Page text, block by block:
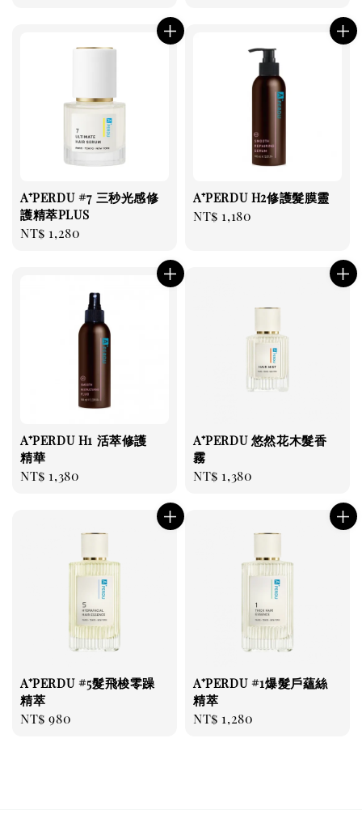
A⁺PERDU #7 三秒光感修
護精萃PLUS
Regular
NT$ 1,280
A⁺PERDU H2修護髮膜靈
Regular
NT$ 1,180
A⁺PERDU H1 活萃修護
精華
Regular
NT$ 1,380
A⁺PERDU 悠然花木髮香
霧
Regular
NT$ 1,380
A⁺PERDU #5髮飛梭零躁
精萃
Regular
NT$ 980
A⁺PERDU #1爆髮戶蘊絲
精萃
Regular
NT$ 1,280